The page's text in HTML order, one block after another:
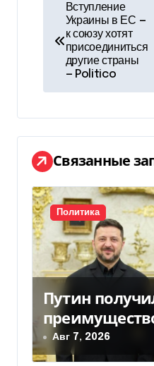
и
г
а
ц
и
я
п
о
з
а
Вступление
Украины в ЕС —
к союзу хотят
присоединиться
другие страны
— Politico
Связанные
Политика
Путин
действиям
Авг 7, 2026